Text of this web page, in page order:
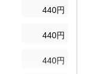
440円
440円
440円